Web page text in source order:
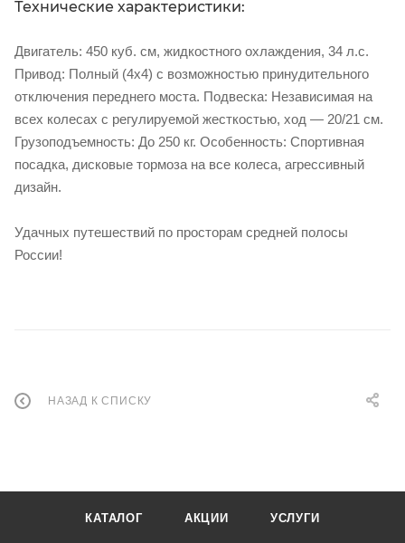
Технические характеристики:
Двигатель: 450 куб. см, жидкостного охлаждения, 34 л.с.
Привод: Полный (4x4) с возможностью принудительного
отключения переднего моста. Подвеска: Независимая на
всех колесах с регулируемой жесткостью, ход — 20/21 см.
Грузоподъемность: До 250 кг. Особенность: Спортивная
посадка, дисковые тормоза на все колеса, агрессивный
дизайн.
Удачных путешествий по просторам средней полосы
России!
НАЗАД К СПИСКУ
КАТАЛОГ АКЦИИ УСЛУГИ